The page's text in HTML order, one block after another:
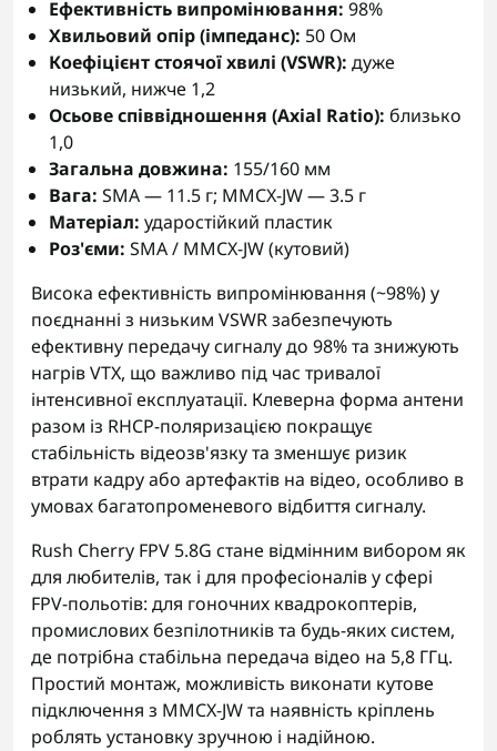
Ефективність випромінювання: 98%
Хвильовий опір (імпеданс): 50 Ом
Коефіцієнт стоячої хвилі (VSWR): дуже
низький, нижче 1,2
Осьове співвідношення (Axial Ratio): близько
1,0
Загальна довжина: 155/160 мм
Вага: SMA — 11.5 г; MMCX-JW — 3.5 г
Матеріал: ударостійкий пластик
Роз'єми: SMA / MMCX-JW (кутовий)
Висока ефективність випромінювання (~98%) у
поєднанні з низьким VSWR забезпечують
ефективну передачу сигналу до 98% та знижують
нагрів VTX, що важливо під час тривалої
інтенсивної експлуатації. Клеверна форма антени
разом із RHCP-поляризацією покращує
стабільність відеозв'язку та зменшує ризик
втрати кадру або артефактів на відео, особливо в
умовах багатопроменевого відбиття сигналу.
Rush Cherry FPV 5.8G стане відмінним вибором як
для любителів, так і для професіоналів у сфері
FPV-польотів: для гоночних квадрокоптерів,
промислових безпілотників та будь-яких систем,
де потрібна стабільна передача відео на 5,8 ГГц.
Простий монтаж, можливість виконати кутове
підключення з MMCX-JW та наявність кріплень
роблять установку зручною і надійною.